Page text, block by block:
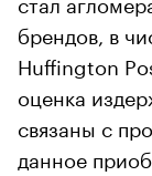
брендов, в
Huffington
оценка
связаны с
данное